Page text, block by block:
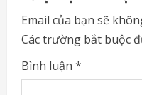
e
R
e
Email của bạn sẽ
Các trường bắt buộc
Bình luận *